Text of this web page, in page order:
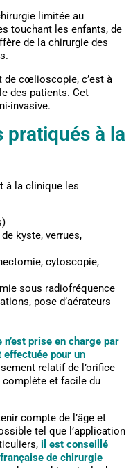
limitée au
touchant les enfants, de
de la chirurgie des
de cœlioscopie, c’est à
des patients. Cet
invasive.
pratiqués à la
à la clinique les
kyste, verrues,
cytoscopie,
sous radiofréquence
pose d’aérateurs
prise en charge par
effectuée pour un
relatif de l’orifice
et facile du
compte de l’âge et
tel que l’application
il est conseillé
de chirurgie